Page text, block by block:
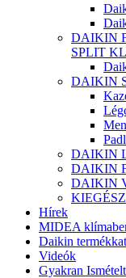
DAIKIN
SPLIT
DAIKIN
DAIKIN
DAIKIN
DAIKIN
Hírek
MIDEA
Daikin
Videók
Gyakran